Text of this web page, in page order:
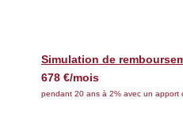
Simulation de
678 €/mois
pendant 20 ans à 2% avec un apport